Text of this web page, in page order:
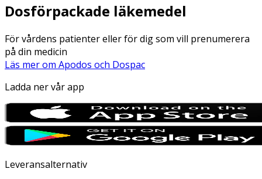
Dosförpackade läkemedel
För vårdens patienter eller för dig som vill prenumerera
på din medicin
Läs mer om Apodos och Dospac
Ladda ner vår app
Leveransalternativ